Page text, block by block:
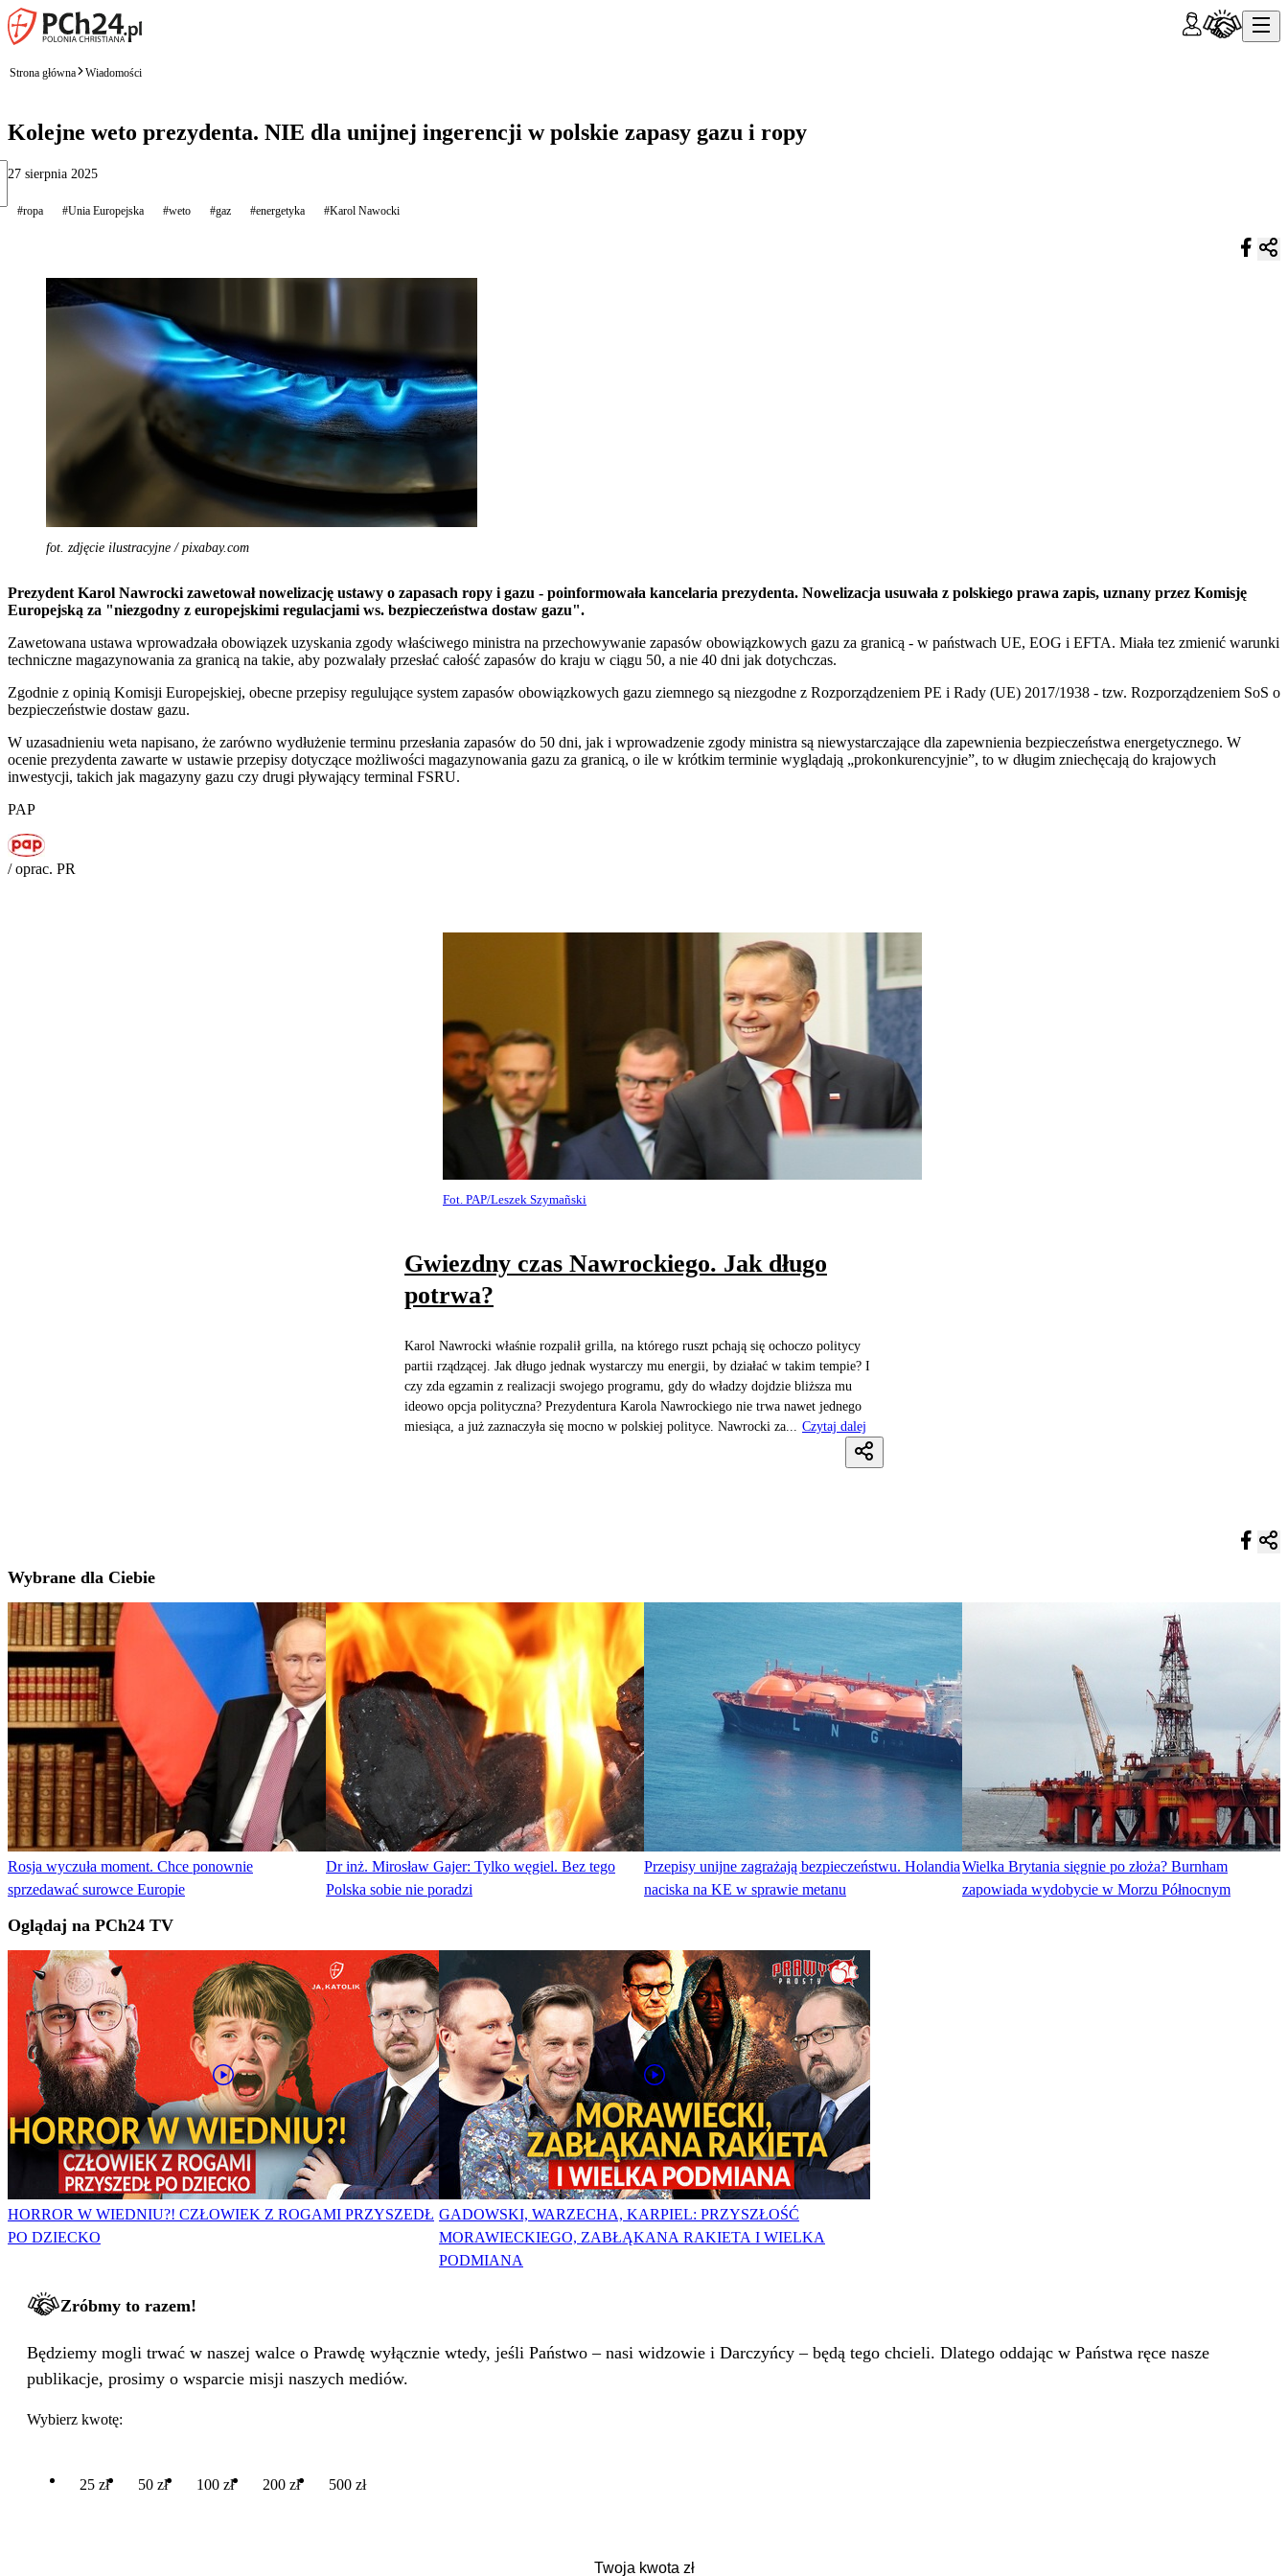
Strona główna Wiadomości
Kolejne weto prezydenta. NIE dla unijnej ingerencji w polskie zapasy gazu i ropy
27 sierpnia 2025
#ropa #Unia Europejska #weto #gaz #energetyka #Karol Nawocki
fot. zdjęcie ilustracyjne / pixabay.com
Prezydent Karol Nawrocki zawetował nowelizację ustawy o zapasach ropy i gazu - poinformowała kancelaria prezydenta. Nowelizacja usuwała z polskiego prawa zapis, uznany przez Komisję
Europejską za "niezgodny z europejskimi regulacjami ws. bezpieczeństwa dostaw gazu".
Zawetowana ustawa wprowadzała obowiązek uzyskania zgody właściwego ministra na przechowywanie zapasów obowiązkowych gazu za granicą - w państwach UE, EOG i EFTA. Miała tez zmienić warunki
techniczne magazynowania za granicą na takie, aby pozwalały przesłać całość zapasów do kraju w ciągu 50, a nie 40 dni jak dotychczas.
Zgodnie z opinią Komisji Europejskiej, obecne przepisy regulujące system zapasów obowiązkowych gazu ziemnego są niezgodne z Rozporządzeniem PE i Rady (UE) 2017/1938 - tzw. Rozporządzeniem SoS o
bezpieczeństwie dostaw gazu.
W uzasadnieniu weta napisano, że zarówno wydłużenie terminu przesłania zapasów do 50 dni, jak i wprowadzenie zgody ministra są niewystarczające dla zapewnienia bezpieczeństwa energetycznego. W
ocenie prezydenta zawarte w ustawie przepisy dotyczące możliwości magazynowania gazu za granicą, o ile w krótkim terminie wyglądają „prokonkurencyjnie”, to w długim zniechęcają do krajowych
inwestycji, takich jak magazyny gazu czy drugi pływający terminal FSRU.
PAP
/ oprac. PR
Fot. PAP/Leszek Szymañski
Gwiezdny czas Nawrockiego. Jak długo
potrwa?
Karol Nawrocki właśnie rozpalił grilla, na którego ruszt pchają się ochoczo politycy
partii rządzącej. Jak długo jednak wystarczy mu energii, by działać w takim tempie? I
czy zda egzamin z realizacji swojego programu, gdy do władzy dojdzie bliższa mu
ideowo opcja polityczna? Prezydentura Karola Nawrockiego nie trwa nawet jednego
miesiąca, a już zaznaczyła się mocno w polskiej polityce. Nawrocki za...
Czytaj dalej
Wybrane dla Ciebie
Rosja wyczuła moment. Chce ponownie
sprzedawać surowce Europie
Dr inż. Mirosław Gajer: Tylko węgiel. Bez tego
Polska sobie nie poradzi
Przepisy unijne zagrażają bezpieczeństwu. Holandia
naciska na KE w sprawie metanu
Wielka Brytania sięgnie po złoża? Burnham
zapowiada wydobycie w Morzu Północnym
Oglądaj na PCh24 TV
HORROR W WIEDNIU?! CZŁOWIEK Z ROGAMI PRZYSZEDŁ
PO DZIECKO
GADOWSKI, WARZECHA, KARPIEL: PRZYSZŁOŚĆ
MORAWIECKIEGO, ZABŁĄKANA RAKIETA I WIELKA
PODMIANA
Zróbmy to razem!
Będziemy mogli trwać w naszej walce o Prawdę wyłącznie wtedy, jeśli Państwo – nasi widzowie i Darczyńcy – będą tego chcieli. Dlatego oddając w Państwa ręce nasze
publikacje, prosimy o wsparcie misji naszych mediów.
Wybierz kwotę:
25 zł 50 zł 100 zł 200 zł 500 zł